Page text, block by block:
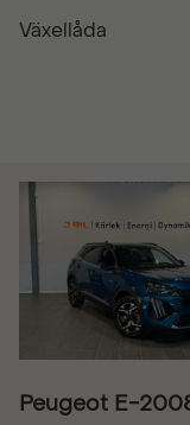
Växellåda
Peugeot E-